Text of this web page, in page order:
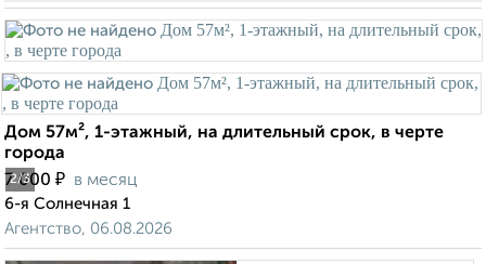
2/3
Дом 57м², 1-этажный, на длительный срок, в черте
города
7 000 ₽ в месяц
6-я Солнечная 1
Агентство, 06.08.2026